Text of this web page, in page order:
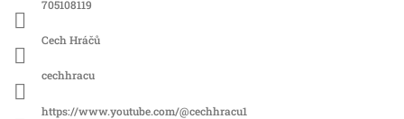
705108119
Cech Hráčů
cechhracu
https://www.youtube.com/@cechhracu1